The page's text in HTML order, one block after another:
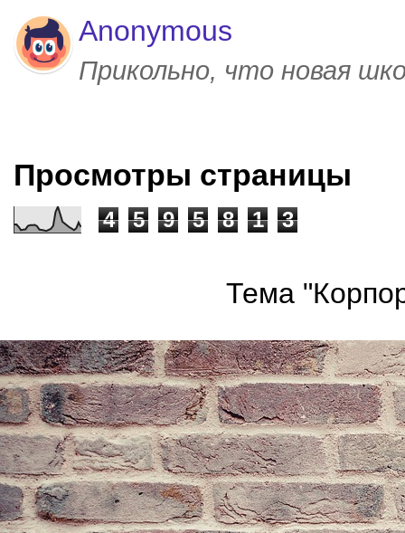
Anonymous
Прикольно, что новая
Просмотры страницы
4 5 9 5 8 1 3
Тема